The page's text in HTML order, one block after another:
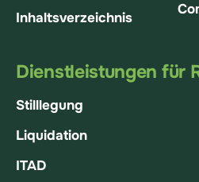
Inhaltsverzeichnis
Dienstleistungen für
Stilllegung
Liquidation
ITAD